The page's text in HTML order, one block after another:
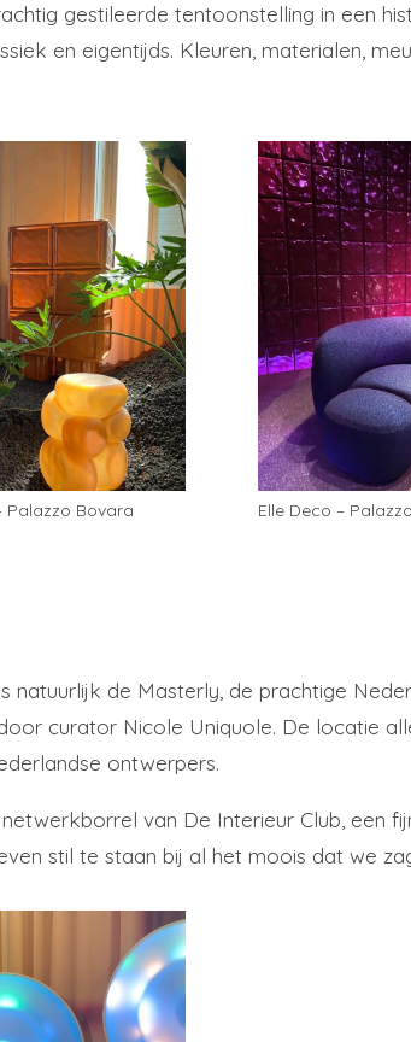
gestileerde tentoonstelling in een
en eigentijds. Kleuren, materialen,
Palazzo Bovara Elle Deco –
natuurlijk de Masterly, de prachtige
curator Nicole Uniquole. De locatie
ontwerpers.
van De Interieur Club, een
stil te staan bij al het moois dat we